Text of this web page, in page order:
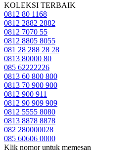
KOLEKSI TERBAIK
0812 80 1168
0812 2882 2882
0812 7070 55
0812 8805 8055
081 28 288 28 28
0813 80000 80
085 62222226
0813 60 800 800
0813 70 900 900
0812 900 911
0812 90 909 909
0812 5555 8080
0813 8878 8878
082 280000028
085 60606 0000
Klik nomor untuk memesan